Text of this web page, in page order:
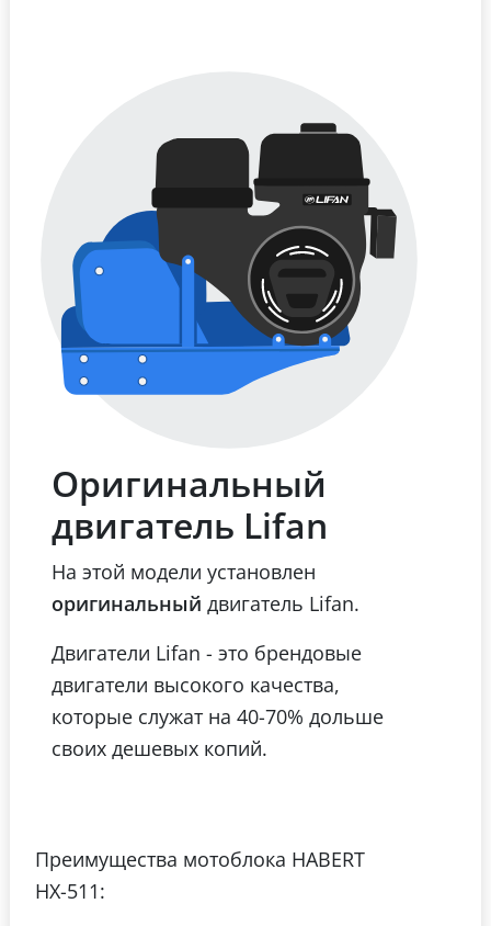
Оригинальный
двигатель Lifan
На этой модели установлен
оригинальный двигатель Lifan.
Двигатели Lifan - это брендовые
двигатели высокого качества,
которые служат на 40-70% дольше
своих дешевых копий.
Преимущества мотоблока HABERT
HХ-511: